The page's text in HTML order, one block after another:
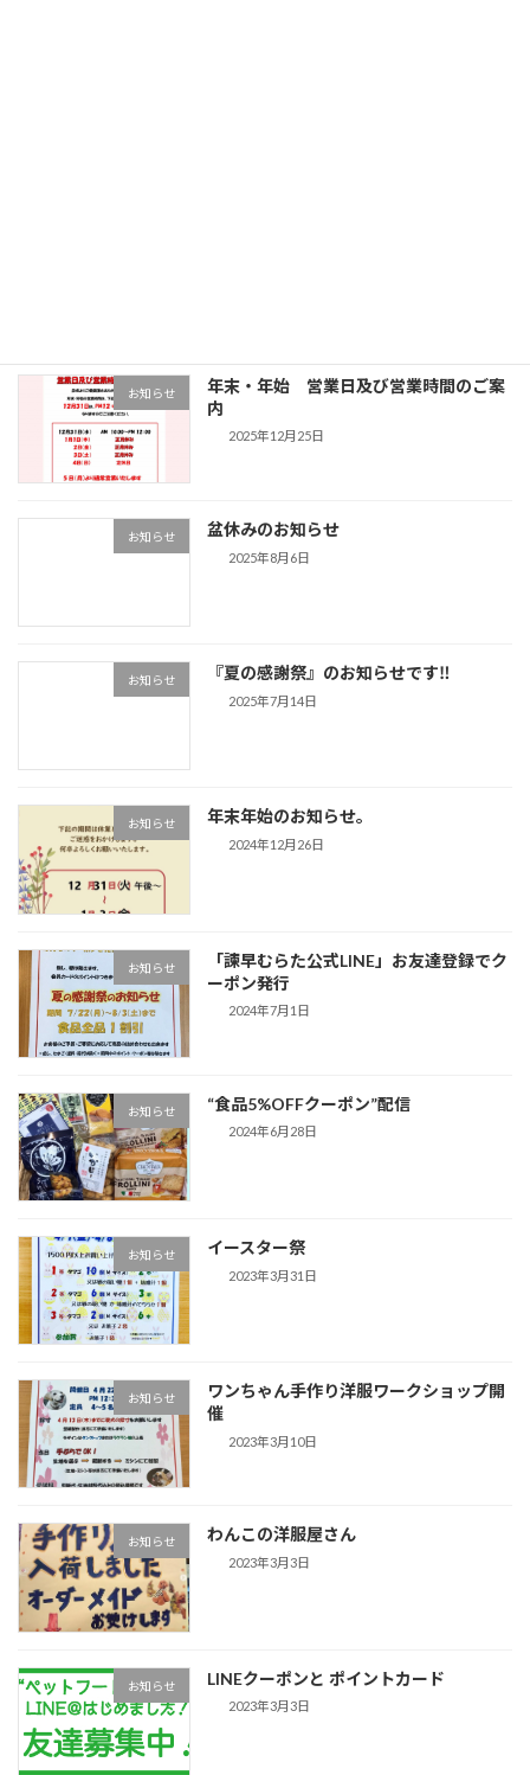
お知らせ
年末・年始 営業日及び営業時間のご案
内
2025年12月25日
お知らせ 盆休みのお知らせ
2025年8月6日
お知らせ 『夏の感謝祭』のお知らせです‼
2025年7月14日
お知らせ 年末年始のお知らせ。
2024年12月26日
お知らせ
「諫早むらた公式LINE」お友達登録でク
ーポン発行
2024年7月1日
お知らせ “食品5%OFFクーポン”配信
2024年6月28日
お知らせ イースター祭
2023年3月31日
お知らせ
ワンちゃん手作り洋服ワークショップ開
催
2023年3月10日
お知らせ わんこの洋服屋さん
2023年3月3日
お知らせ LINEクーポンと ポイントカード
2023年3月3日